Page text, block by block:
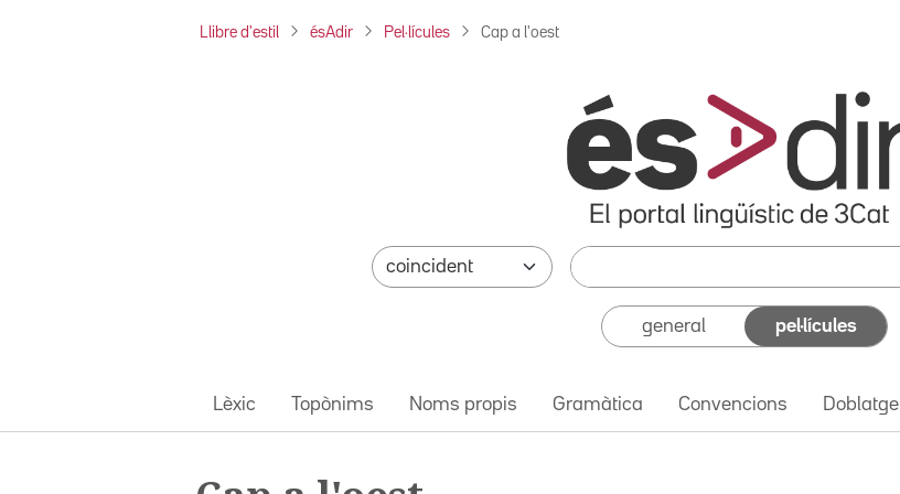
Llibre d'estil ésAdir Pel·lícules Cap a l'oest
general pel·lícules
Lèxic Topònims Noms propis Gramàtica Convencions Doblatge